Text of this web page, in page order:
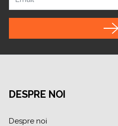
DESPRE NOI
Despre noi